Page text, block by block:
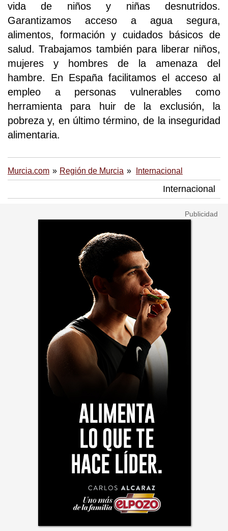
vida de niños y niñas desnutridos.
Garantizamos acceso a agua segura,
alimentos, formación y cuidados básicos de
salud. Trabajamos también para liberar niños,
mujeres y hombres de la amenaza del
hambre. En España facilitamos el acceso al
empleo a personas vulnerables como
herramienta para huir de la exclusión, la
pobreza y, en último término, de la inseguridad
alimentaria.
Murcia.com Región de Murcia Internacional
Internacional